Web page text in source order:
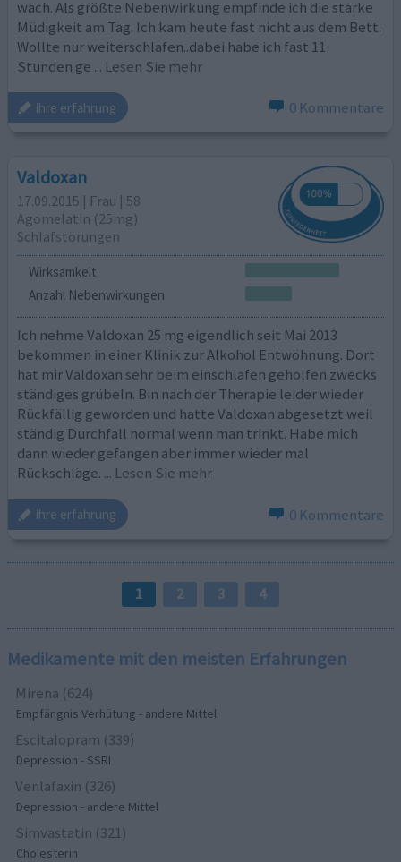
wach. Als größte Nebenwirkung empfinde ich die starke
Müdigkeit am Tag. Ich kam heute fast nicht aus dem Bett.
Wollte nur weiterschlafen..dabei habe ich fast 11
Stunden ge ... Lesen Sie mehr
ihre erfahrung 0 Kommentare
Valdoxan
17.09.2015 | Frau | 58
Agomelatin (25mg)
Schlafstörungen
Wirksamkeit
Anzahl Nebenwirkungen
Ich nehme Valdoxan 25 mg eigendlich seit Mai 2013
bekommen in einer Klinik zur Alkohol Entwöhnung. Dort
hat mir Valdoxan sehr beim einschlafen geholfen zwecks
ständiges grübeln. Bin nach der Therapie leider wieder
Rückfällig geworden und hatte Valdoxan abgesetzt weil
ständig Durchfall normal wenn man trinkt. Habe mich
dann wieder gefangen aber immer wieder mal
Rückschläge. ... Lesen Sie mehr
ihre erfahrung 0 Kommentare
1 2 3 4
Medikamente mit den meisten Erfahrungen
Mirena (624)
Empfängnis Verhütung - andere Mittel
Escitalopram (339)
Depression - SSRI
Venlafaxin (326)
Depression - andere Mittel
Simvastatin (321)
Cholesterin